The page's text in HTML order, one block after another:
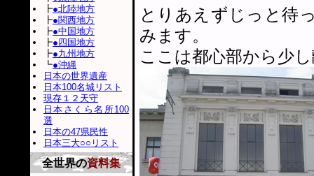
とりあえずじっと待
みます。
ここは都心部から少
┣●北陸地方
┣●関西地方
┣●中国地方
┣●四国地方
┣●九州地方
┗●沖縄
日本の世界遺産
日本100名城リスト
現存１２天守
日本さくら名所100
選
日本の47県民性
日本三大○○リスト
全世界の資料集